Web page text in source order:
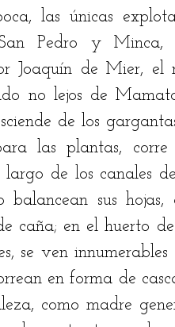
las únicas
Pedro y Minca,
Joaquín de Mier,
no lejos de
de los
las plantas, corre
de los canales
sus
caña; en el huerto
se ven
en forma de
como madre